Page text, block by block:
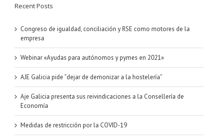
Recent Posts
Congreso de igualdad, conciliación y RSE como motores de la
empresa
Webinar «Ayudas para autónomos y pymes en 2021»
AJE Galicia pide “dejar de demonizar a la hostelería”
Aje Galicia presenta sus reivindicaciones a la Consellería de
Economía
Medidas de restricción por la COVID-19